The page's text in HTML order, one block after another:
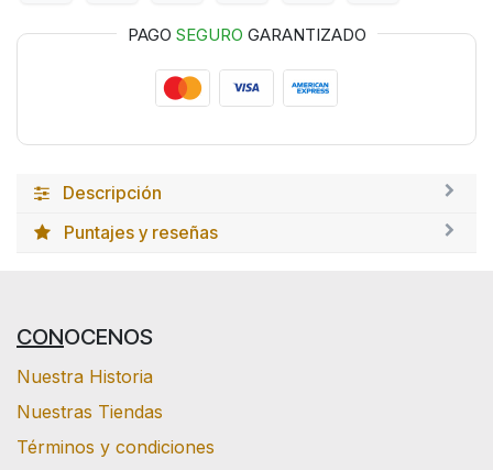
PAGO SEGURO GARANTIZADO
Descripción
Puntajes y reseñas
CONOCENOS
Nuestra Historia
Nuestras Tiendas
Términos y condiciones